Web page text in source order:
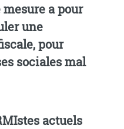
a pour
une
sociales mal
actuels